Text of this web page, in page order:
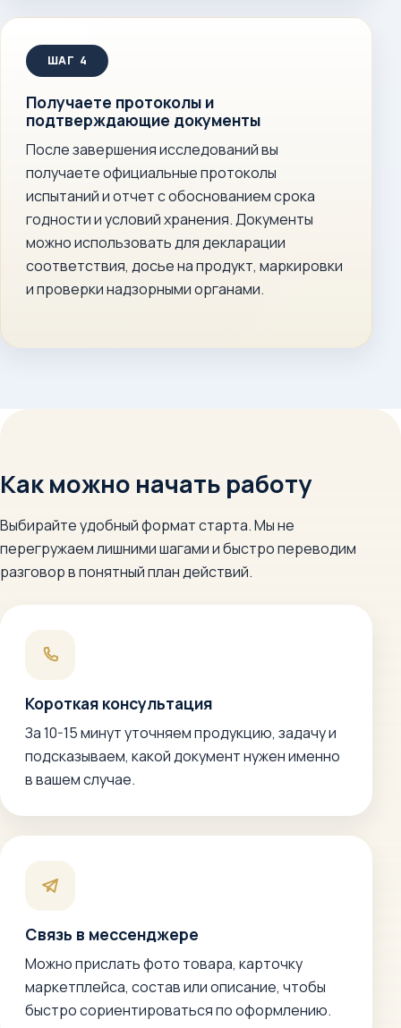
Получаете протоколы и
подтверждающие документы
После завершения исследований вы
получаете официальные протоколы
испытаний и отчет с обоснованием срока
годности и условий хранения. Документы
можно использовать для декларации
соответствия, досье на продукт, маркировки
и проверки надзорными органами.
Как можно начать работу
Выбирайте удобный формат старта. Мы не
перегружаем лишними шагами и быстро переводим
разговор в понятный план действий.
Короткая консультация
За 10-15 минут уточняем продукцию, задачу и
подсказываем, какой документ нужен именно
в вашем случае.
Связь в мессенджере
Можно прислать фото товара, карточку
маркетплейса, состав или описание, чтобы
быстро сориентироваться по оформлению.